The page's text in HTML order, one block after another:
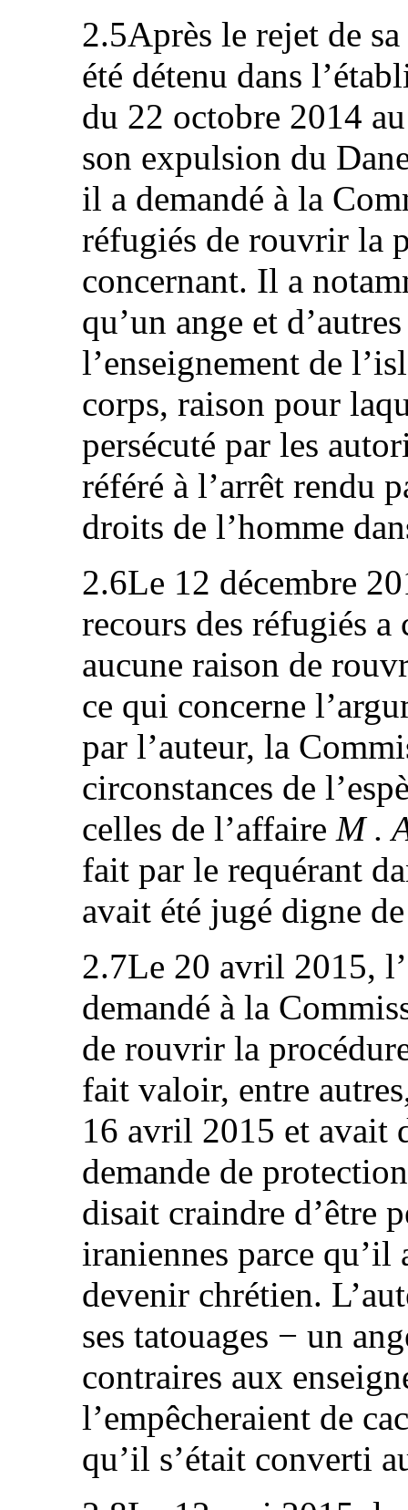
2.5Après le rejet de
été détenu dans
du 22 octobre 2014
son expulsion du
il a demandé à la
réfugiés de rouvrir la
concernant. Il a
qu’un ange et
l’enseignement de
corps, raison pour
persécuté par les
référé à l’arrêt rendu
droits de l’homme
2.6Le 12 décembre
recours des réfugiés
aucune raison de
ce qui concerne
par l’auteur, la
circonstances de
celles de l’affaire M .
fait par le requérant
avait été jugé digne
2.7Le 20 avril 2015,
demandé à la
de rouvrir la
fait valoir, entre
16 avril 2015 et avait
demande de
disait craindre d’être
iraniennes parce
devenir chrétien.
ses tatouages − un
contraires aux
l’empêcheraient de
qu’il s’était converti